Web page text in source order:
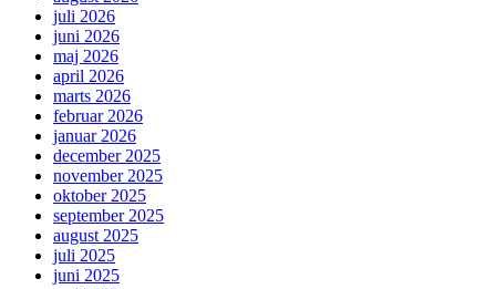
juli 2026
juni 2026
maj 2026
april 2026
marts 2026
februar 2026
januar 2026
december 2025
november 2025
oktober 2025
september 2025
august 2025
juli 2025
juni 2025